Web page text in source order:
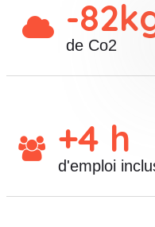
-82
de Co2
+4 h
d'emploi